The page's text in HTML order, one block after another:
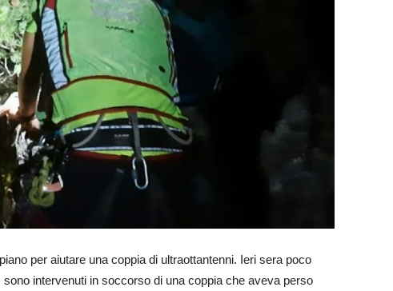
per aiutare una coppia di ultraottantenni. Ieri sera poco
intervenuti in soccorso di una coppia che aveva perso